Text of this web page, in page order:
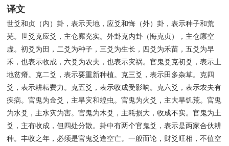
译文
世爻和贞（内）卦，表示天地，应爻和悔（外）卦，表示种子和荒
芜。世爻克应爻，主仓廪充实。外卦克内卦（悔克贞），主仓廪空
虚。初爻为田，二爻为种子，三爻为生长，四爻为禾苗，五爻为早
禾，也表示收成，六爻为农夫，也表示灾祸。官鬼爻克初爻，表示土
地贫瘠。克二爻，表示要重新种植。克三爻，表示田多杂草。克四
爻，表示耕耘费力。克五爻，表示收成受影响。克六爻，表示农夫有
疾病。官鬼为金爻，主旱灾和蝗虫。官鬼为火爻，主大旱饥荒。官鬼
为水爻，主水灾为害。官鬼为木爻，主耗损大，收成不实。官鬼为土
爻，主有收成，但四处分散。卦中有两个官鬼爻，表示是两家合伙耕
种。丰收之年，必须是官鬼爻逢空亡。一般而论，财爻旺相，不值空